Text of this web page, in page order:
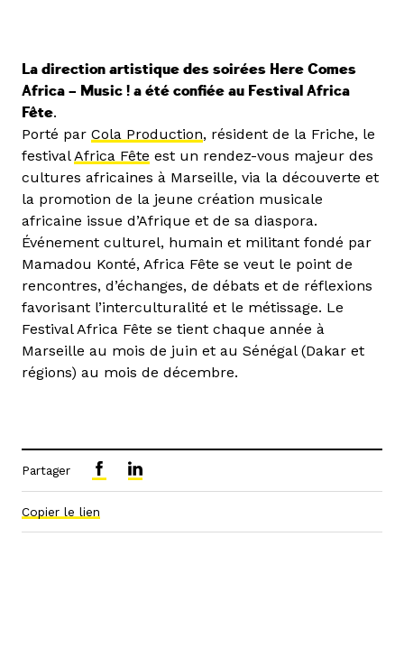
La direction artistique des soirées Here Comes
Africa – Music ! a été confiée au Festival Africa
Fête.
Porté par Cola Production, résident de la Friche, le
festivalAfrica Fête est un rendez-vous majeur des
cultures africaines à Marseille, via la découverte et
la promotion de la jeune création musicale
africaine issue d’Afrique et de sa diaspora.
Événement culturel, humain et militant fondé par
Mamadou Konté, Africa Fête se veut le point de
rencontres, d’échanges, de débats et de réflexions
favorisant l’interculturalité et le métissage. Le
Festival Africa Fête se tient chaque année à
Marseille au mois de juin et au Sénégal (Dakar et
régions) au mois de décembre.
Partager
Copier le lien